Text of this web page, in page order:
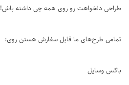
طراحی دلخواهت رو روی همه چی داشته باش!
تمامی طرح‌های ما قابل سفارش هستن روی:
باکس وسایل